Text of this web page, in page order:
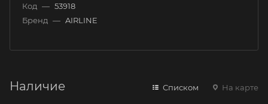
Код — 53918
Бренд — AIRLINE
Наличие Списком На карте